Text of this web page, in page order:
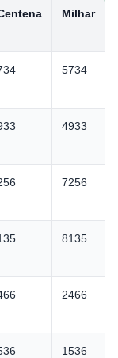
Milhar
5734
4933
7256
8135
2466
1536